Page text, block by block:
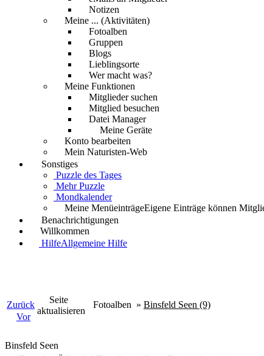
Notizen
Meine ... (Aktivitäten)
Fotoalben
Gruppen
Blogs
Lieblingsorte
Wer macht was?
Meine Funktionen
Mitglieder suchen
Mitglied besuchen
Datei Manager
Meine Geräte
Konto bearbeiten
Mein Naturisten-Web
Sonstiges
Puzzle des Tages
Mehr Puzzle
Mondkalender
Meine MenüeinträgeEigene Einträge können
Benachrichtigungen
Willkommen
HilfeAllgemeine Hilfe
Zurück
Vor
Seite
aktualisieren
Fotoalben » Binsfeld Seen (9)
Binsfeld Seen